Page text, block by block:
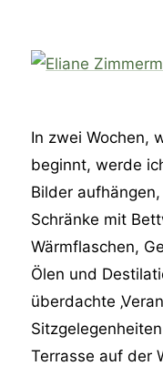
In zwei Wochen,
beginnt, werde
Bilder
Schränke mit
Wärmflaschen,
Ölen und
überdachte
Terrasse auf der